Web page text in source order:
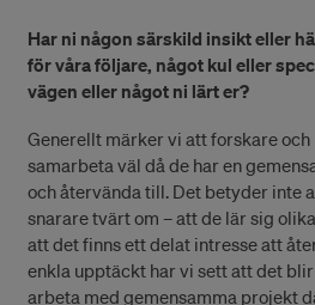
Har ni någon särskild insikt eller
för våra följare, något kul eller
vägen eller något ni lärt er?
Generellt märker vi att forskare
samarbeta väl då de har en
och återvända till. Det betyder inte
snarare tvärt om – att de lär sig
att det finns ett delat intresse att
enkla upptäckt har vi sett att det
arbeta med gemensamma projekt